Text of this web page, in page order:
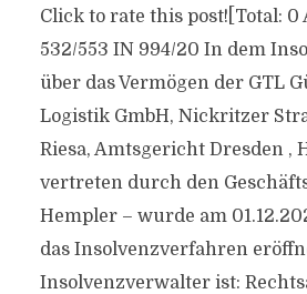
Click to rate this post![Total: 0
532/553 IN 994/20 In dem
über das Vermögen der GTL
Logistik GmbH, Nickritzer
Riesa, Amtsgericht Dresden ,
vertreten durch den
Hempler – wurde am
das Insolvenzverfahren
Insolvenzverwalter ist: